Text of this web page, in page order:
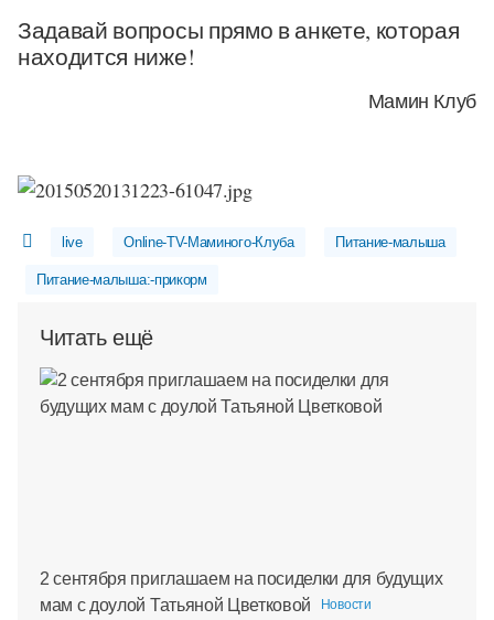
Задавай вопросы прямо в анкете, которая
находится ниже!
Мамин Клуб
live Online-TV-Маминого-Клуба Питание-малыша
Питание-малыша:-прикорм
Читать ещё
2 сентября приглашаем на посиделки для будущих
мам с доулой Татьяной Цветковой
Новости